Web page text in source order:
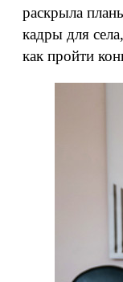
раскрыла
кадры для
как пройти